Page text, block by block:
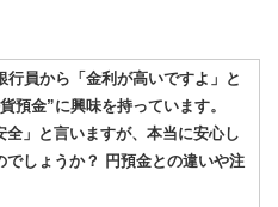
行員から「金利が高いですよ」と
預金”に興味を持っています。
全」と言いますが、本当に安心し
でしょうか？ 円預金との違いや注